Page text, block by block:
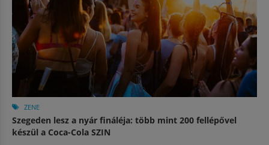
ZENE
Szegeden lesz a nyár fináléja: több mint 200 fellépővel
készül a Coca-Cola SZIN